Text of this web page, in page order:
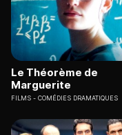
Le Théorème de
Marguerite
FILMS COMÉDIES DRAMATIQUES